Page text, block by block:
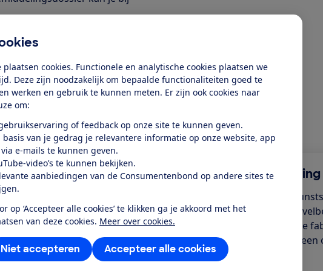
plaatsen cookies. Functionele en analytische cookies plaatsen we
Deze zijn noodzakelijk om bepaalde functionaliteiten goed te
werken en gebruik te kunnen meten. Er zijn ook cookies naar
om:
of feedback op onze site te kunnen geven.
basis van je gedrag je relevantere informatie op onze website, app
e-mails te kunnen geven.
video’s te kunnen bekijken.
aanbiedingen van de Consumentenbond op andere sites te
op ‘Accepteer alle cookies’ te klikken ga je akkoord met het
van deze cookies. Meer over cookies.
Accepteer alle cookies
Niet accepteren
met een totale
niet worden geleverd
Verkleurde gevelbedekking
Een klant kocht in 2017 grijze,
woning. Binnen een jaar is de
naar wit. De verkoper schakelt de
garantie komt de fabrikant met een
coating ontwikkeld en getest.